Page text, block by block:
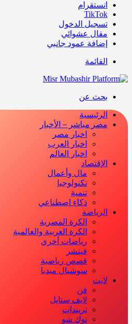
انستقرام
‫TikTok
تسجيل الدخول
مقال عشوائي
إضافة عمود جانبي
القائمة
بحث عن
الرئيسية
مصر مباشر – الأخبار
اخبار مصر
اخبار العرب
اخبار العالم
الإقتصاد
مال وأعمال
تكنولوجيا
تنمية
ذكاء اصطناعي
الرياضة
الكرة المصرية
الكرة العربية والعالمية
رياضات أخري
فيتشر
قصص رياضية
سوشيال ميديا
لايت
فن
لايف ستايل
تريندات
توك شو